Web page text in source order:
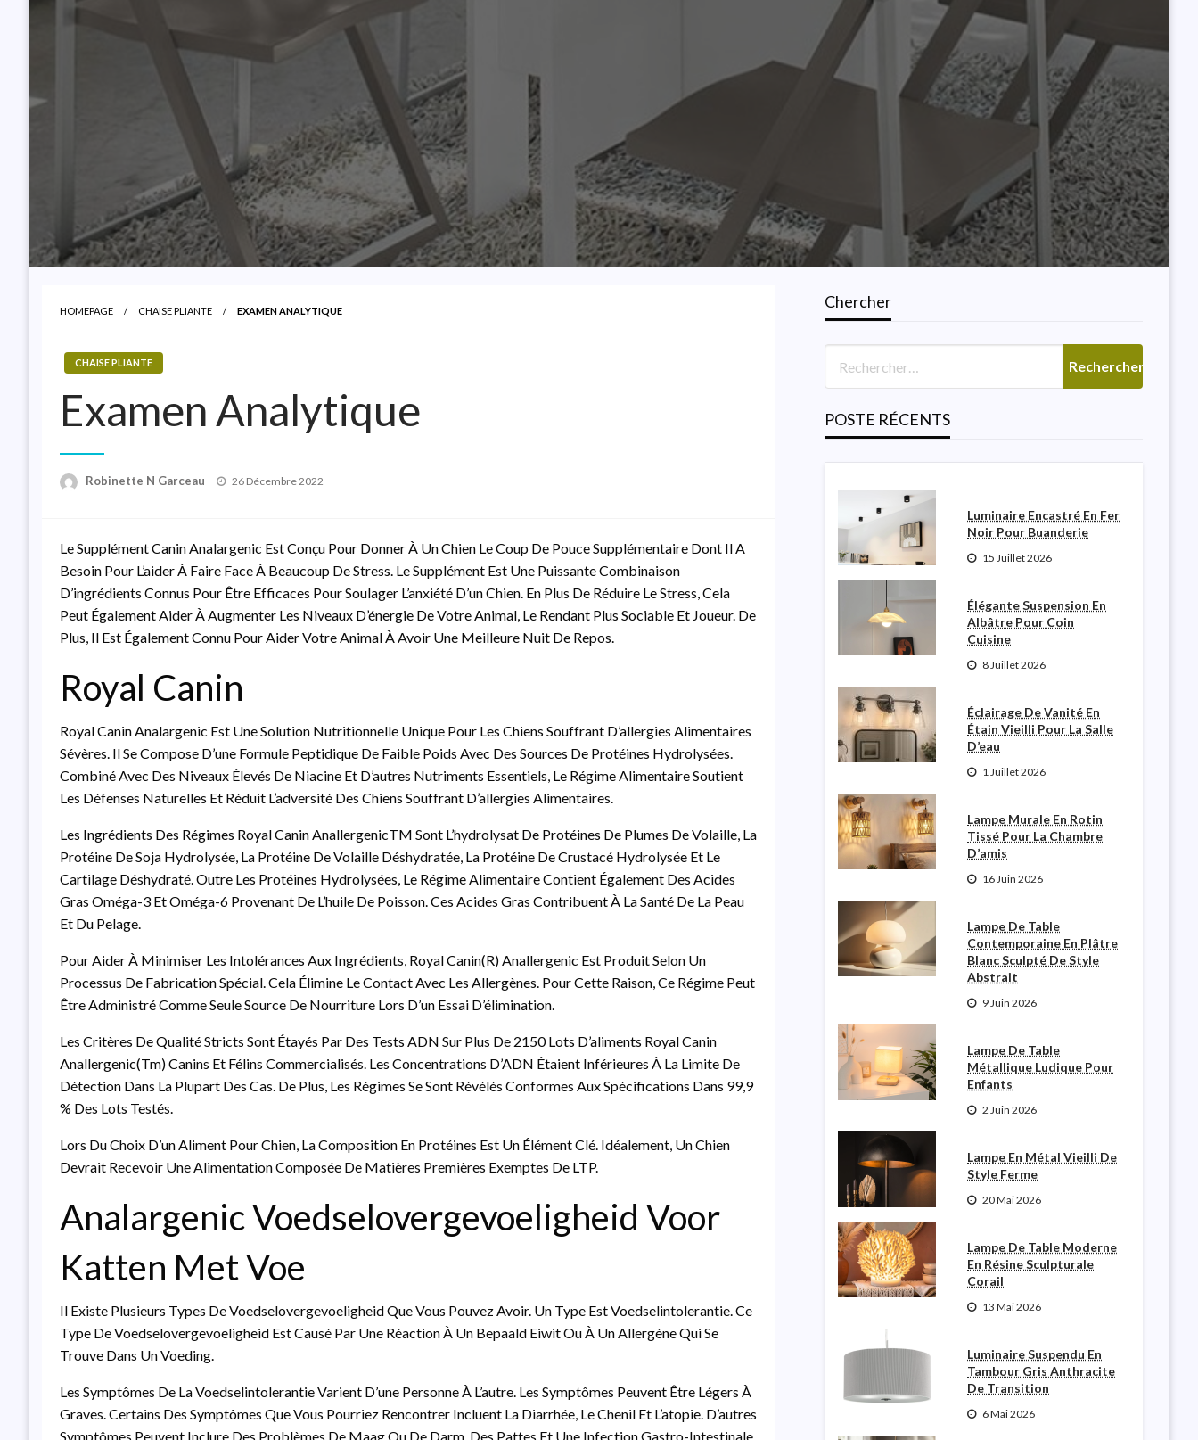
HOMEPAGE CHAISE PLIANTE EXAMEN ANALYTIQUE
CHAISE PLIANTE
Examen Analytique
Robinette N Garceau
Posted
26 Décembre 2022
Le Supplément Canin Analargenic Est Conçu Pour Donner À Un Chien Le Coup De Pouce Supplémentaire Dont Il A
Besoin Pour L’aider À Faire Face À Beaucoup De Stress. Le Supplément Est Une Puissante Combinaison
D’ingrédients Connus Pour Être Efficaces Pour Soulager L’anxiété D’un Chien. En Plus De Réduire Le Stress, Cela
Peut Également Aider À Augmenter Les Niveaux D’énergie De Votre Animal, Le Rendant Plus Sociable Et Joueur. De
Plus, Il Est Également Connu Pour Aider Votre Animal À Avoir Une Meilleure Nuit De Repos.
Royal Canin
Royal Canin Analargenic Est Une Solution Nutritionnelle Unique Pour Les Chiens Souffrant D’allergies Alimentaires
Sévères. Il Se Compose D’une Formule Peptidique De Faible Poids Avec Des Sources De Protéines Hydrolysées.
Combiné Avec Des Niveaux Élevés De Niacine Et D’autres Nutriments Essentiels, Le Régime Alimentaire Soutient
Les Défenses Naturelles Et Réduit L’adversité Des Chiens Souffrant D’allergies Alimentaires.
Les Ingrédients Des Régimes Royal Canin AnallergenicTM Sont L’hydrolysat De Protéines De Plumes De Volaille, La
Protéine De Soja Hydrolysée, La Protéine De Volaille Déshydratée, La Protéine De Crustacé Hydrolysée Et Le
Cartilage Déshydraté. Outre Les Protéines Hydrolysées, Le Régime Alimentaire Contient Également Des Acides
Gras Oméga-3 Et Oméga-6 Provenant De L’huile De Poisson. Ces Acides Gras Contribuent À La Santé De La Peau
Et Du Pelage.
Pour Aider À Minimiser Les Intolérances Aux Ingrédients, Royal Canin(r) Anallergenic Est Produit Selon Un
Processus De Fabrication Spécial. Cela Élimine Le Contact Avec Les Allergènes. Pour Cette Raison, Ce Régime Peut
Être Administré Comme Seule Source De Nourriture Lors D’un Essai D’élimination.
Les Critères De Qualité Stricts Sont Étayés Par Des Tests ADN Sur Plus De 2150 Lots D’aliments Royal Canin
Anallergenic(tm) Canins Et Félins Commercialisés. Les Concentrations D’ADN Étaient Inférieures À La Limite De
Détection Dans La Plupart Des Cas. De Plus, Les Régimes Se Sont Révélés Conformes Aux Spécifications Dans 99,9
% Des Lots Testés.
Lors Du Choix D’un Aliment Pour Chien, La Composition En Protéines Est Un Élément Clé. Idéalement, Un Chien
Devrait Recevoir Une Alimentation Composée De Matières Premières Exemptes De LTP.
Analargenic Voedselovergevoeligheid Voor
Katten Met Voe
Il Existe Plusieurs Types De Voedselovergevoeligheid Que Vous Pouvez Avoir. Un Type Est Voedselintolerantie. Ce
Type De Voedselovergevoeligheid Est Causé Par Une Réaction À Un Bepaald Eiwit Ou À Un Allergène Qui Se
Trouve Dans Un Voeding.
Les Symptômes De La Voedselintolerantie Varient D’une Personne À L’autre. Les Symptômes Peuvent Être Légers À
Graves. Certains Des Symptômes Que Vous Pourriez Rencontrer Incluent La Diarrhée, Le Chenil Et L’atopie. D’autres
Symptômes Peuvent Inclure Des Problèmes De Maag Ou De Darm, Des Pattes Et Une Infection Gastro-Intestinale.
Chercher
POSTE RÉCENTS
SALLE DE BAINS
Lumière De Vanité
Moderne Italienne Pour La
Salle De Poudre
Robinette N Garceau
Luminaire Encastré En Fer
Noir Pour Buanderie
15 Juillet 2026
Élégante Suspension En
Albâtre Pour Coin
Cuisine
8 Juillet 2026
Éclairage De Vanité En
Étain Vieilli Pour La Salle
D’eau
1 Juillet 2026
Lampe Murale En Rotin
Tissé Pour La Chambre
D’amis
16 Juin 2026
Lampe De Table
Contemporaine En Plâtre
Blanc Sculpté De Style
Abstrait
9 Juin 2026
Lampe De Table
Métallique Ludique Pour
Enfants
2 Juin 2026
Lampe En Métal Vieilli De
Style Ferme
20 Mai 2026
Lampe De Table Moderne
En Résine Sculpturale
Corail
13 Mai 2026
Luminaire Suspendu En
Tambour Gris Anthracite
De Transition
6 Mai 2026